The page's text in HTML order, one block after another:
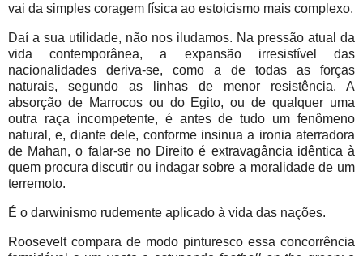
vai da simples coragem física ao estoicismo mais complexo.
Daí a sua utilidade, não nos iludamos. Na pressão atual da
vida contemporânea, a expansão irresistível das
nacionalidades deriva-se, como a de todas as forças
naturais, segundo as linhas de menor resistência. A
absorção de Marrocos ou do Egito, ou de qualquer uma
outra raça incompetente, é antes de tudo um fenômeno
natural, e, diante dele, conforme insinua a ironia aterradora
de Mahan, o falar-se no Direito é extravagância idêntica à
quem procura discutir ou indagar sobre a moralidade de um
terremoto.
É o darwinismo rudemente aplicado à vida das nações.
Roosevelt compara de modo pinturesco essa concorrência